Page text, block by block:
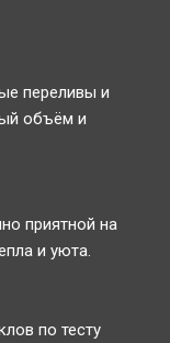
переливы и
объём и
приятной на
и уюта.
по тесту